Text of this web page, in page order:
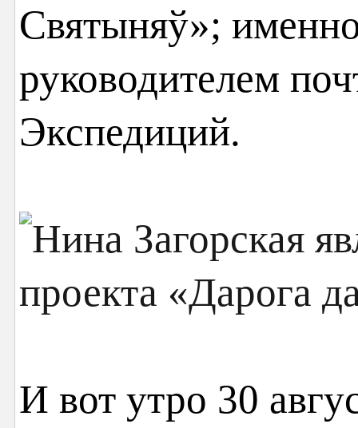
Святыняў»;
руководителем
Экспедиций.
И вот утро 30